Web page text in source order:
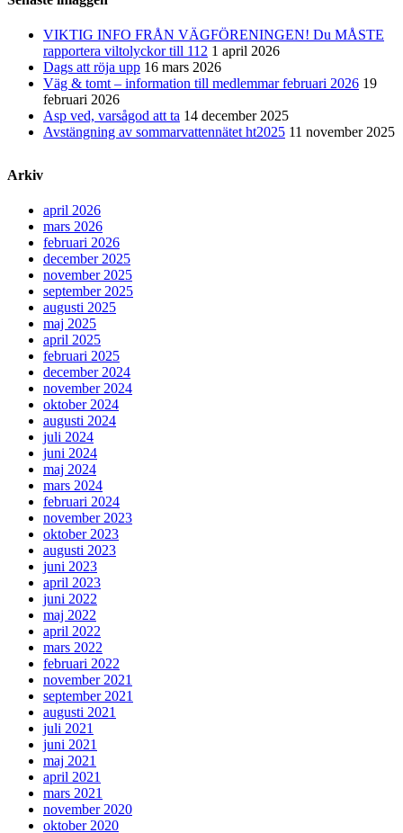
VIKTIG INFO FRÅN VÄGFÖRENINGEN! Du MÅSTE
rapportera viltolyckor till 112 1 april 2026
Dags att röja upp 16 mars 2026
Väg & tomt – information till medlemmar februari 2026 19
februari 2026
Asp ved, varsågod att ta 14 december 2025
Avstängning av sommarvattennätet ht2025 11 november 2025
Arkiv
april 2026
mars 2026
februari 2026
december 2025
november 2025
september 2025
augusti 2025
maj 2025
april 2025
februari 2025
december 2024
november 2024
oktober 2024
augusti 2024
juli 2024
juni 2024
maj 2024
mars 2024
februari 2024
november 2023
oktober 2023
augusti 2023
juni 2023
april 2023
juni 2022
maj 2022
april 2022
mars 2022
februari 2022
november 2021
september 2021
augusti 2021
juli 2021
juni 2021
maj 2021
april 2021
mars 2021
november 2020
oktober 2020